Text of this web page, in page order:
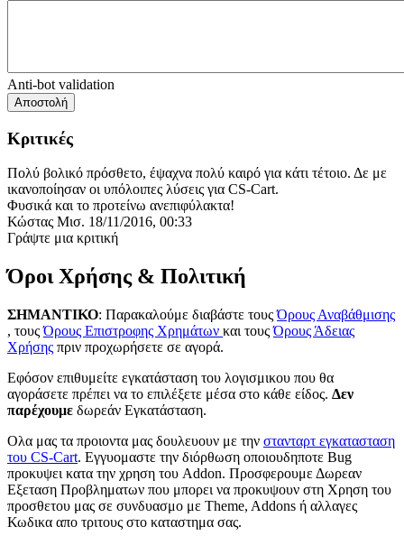
Anti-bot validation
Αποστολή
Κριτικές
Πολύ βολικό πρόσθετο, έψαχνα πολύ καιρό για κάτι τέτοιο. Δε με
ικανοποίησαν οι υπόλοιπες λύσεις για CS-Cart.
Φυσικά και το προτείνω ανεπιφύλακτα!
Κώστας Mισ. 18/11/2016, 00:33
Γράψτε μια κριτική
Όροι Χρήσης & Πολιτική
ΣΗΜΑΝΤΙΚΟ: Παρακαλούμε διαβάστε τουςΌρους Αναβάθμισης
, τουςΌρους Επιστροφης Χρημάτων και τουςΌρους Άδειας
Χρήσης πριν προχωρήσετε σε αγορά.
Εφόσον επιθυμείτε εγκατάσταση του λογισμικου που θα
αγοράσετε πρέπει να το επιλέξετε μέσα στο κάθε είδος. Δεν
παρέχουμε δωρεάν Εγκατάσταση.
Ολα μας τα προιοντα μας δουλευουν με την στανταρτ εγκατασταση
του CS-Cart. Εγγυομαστε την διόρθωση οποιουδηποτε Bug
προκυψει κατα την χρηση του Addon. Προσφερουμε Δωρεαν
Εξεταση Προβληματων που μπορει να προκυψουν στη Χρηση του
προσθετου μας σε συνδυασμο με Theme, Addons ή αλλαγες
Κωδικα απο τριτους στο καταστημα σας.